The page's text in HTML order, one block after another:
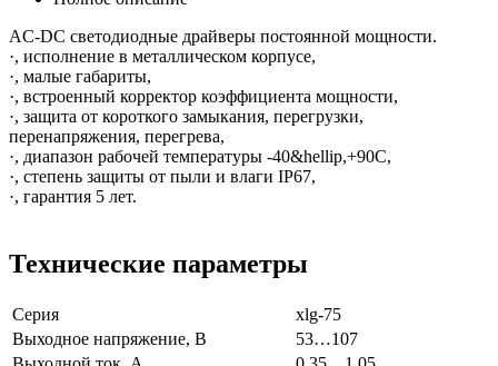
AC-DC светодиодные драйверы постоянной мощности.
·, исполнение в металлическом корпусе,
·, малые габариты,
·, встроенный корректор коэффициента мощности,
·, защита от короткого замыкания, перегрузки,
перенапряжения, перегрева,
·, диапазон рабочей температуры -40&hellip,+90С,
·, степень защиты от пыли и влаги IP67,
·, гарантия 5 лет.
Технические параметры
Серия
xlg-75
Выходное напряжение, В
53…107